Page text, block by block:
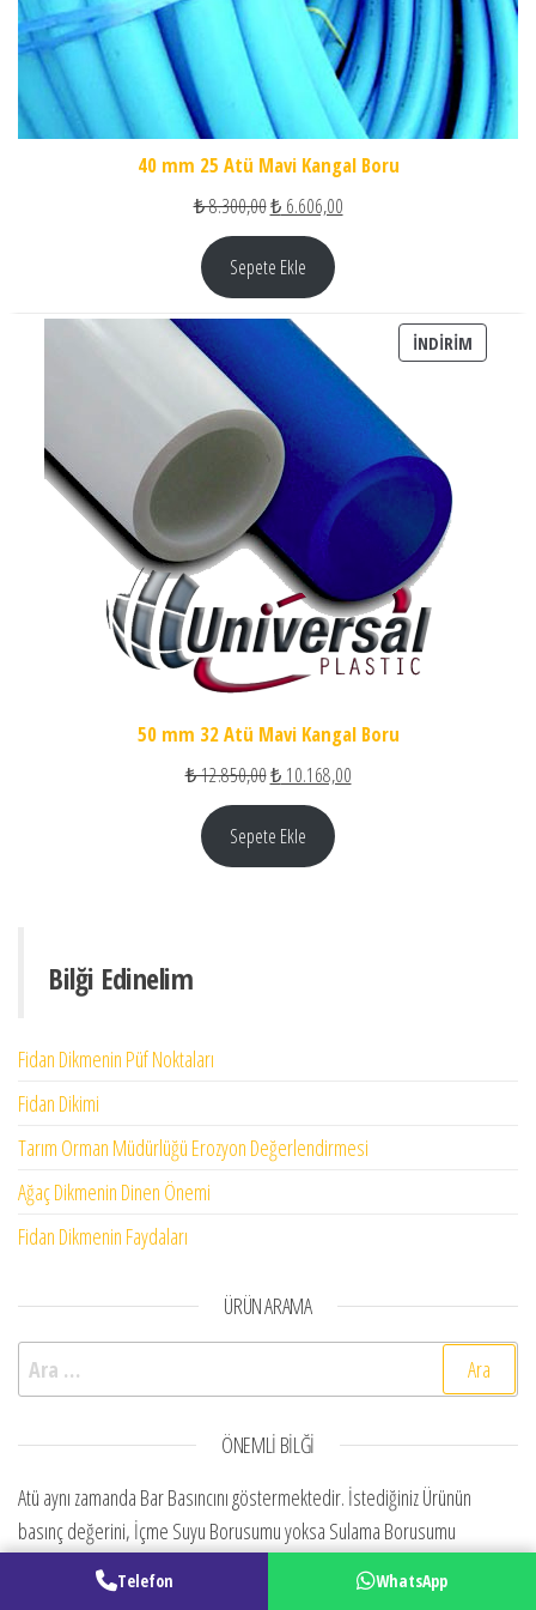
40 mm 25 Atü Mavi Kangal Boru
₺8.300,00Orijinal fiyat: ₺ 8.300,00.
₺6.606,00Şu andaki fiyat: ₺ 6.606,00.
Sepete Ekle
İNDIRIM
50 mm 32 Atü Mavi Kangal Boru
₺12.850,00Orijinal fiyat: ₺ 12.850,00.
₺10.168,00Şu andaki fiyat: ₺
Sepete Ekle
Bilği Edinelim
Fidan Dikmenin Püf Noktaları
Fidan Dikimi
Tarım Orman Müdürlüğü Erozyon Değerlendirmesi
Ağaç Dikmenin Dinen Önemi
Fidan Dikmenin Faydaları
ÜRÜN ARAMA
Arama:
ÖNEMLI BILĞI
Atü aynı zamanda Bar Basıncını göstermektedir. İstediğiniz Ürünün
basınç değerini, İçme Suyu Borusumu yoksa Sulama Borusumu
olduğunu mutlaka belirtiniz. Çünkü hammede çeşitlerine bağlı ürün
kalitesi değiştiği gibi, hijyen özellikleri de değişmektedir.
Telefon WhatsApp